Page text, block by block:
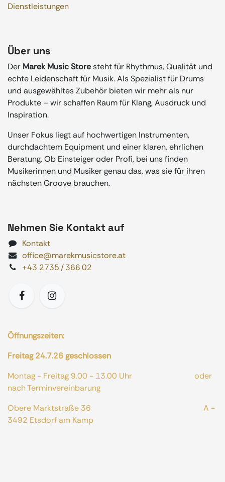
Dienstleistungen
Über uns
Der Marek Music Storesteht für Rhythmus, Qualität und
echte Leidenschaft für Musik. Als Spezialist für Drums
und ausgewähltes Zubehör bieten wir mehr als nur
Produkte – wir schaffen Raum für Klang, Ausdruck und
Inspiration.
Unser Fokus liegt auf hochwertigen Instrumenten,
durchdachtem Equipment und einer klaren, ehrlichen
Beratung. Ob Einsteiger oder Profi, bei uns finden
Musikerinnen und Musiker genau das, was sie für ihren
nächsten Groove brauchen.
Nehmen Sie Kontakt auf
Kontakt
office@marekmusicstore.at
+43 2735 / 366 02
Öffnungszeiten:
Freitag 24.7.26 geschlossen
Montag - Freitag 9.00 - 13.00 Uhr oder
nach Terminvereinbarung
Obere Marktstraße 36 A -
3492 Etsdorf am Kamp